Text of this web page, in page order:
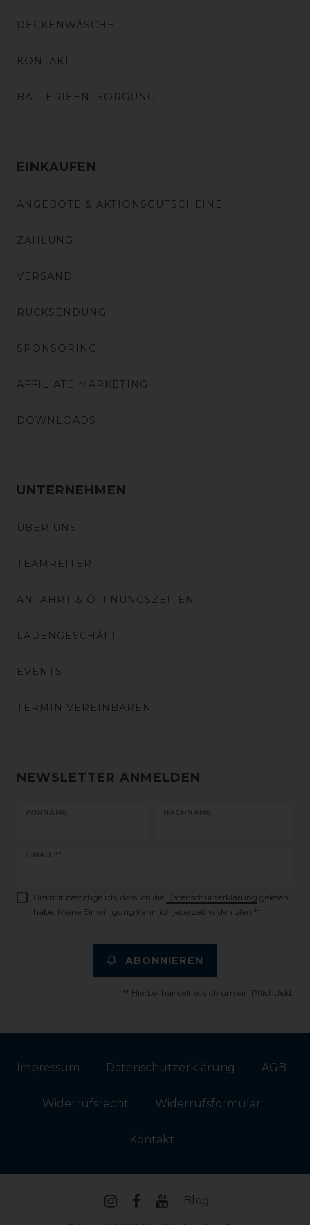
DECKENWÄSCHE
KONTAKT
BATTERIEENTSORGUNG
EINKAUFEN
ANGEBOTE & AKTIONSGUTSCHEINE
ZAHLUNG
VERSAND
RÜCKSENDUNG
SPONSORING
AFFILIATE MARKETING
DOWNLOADS
UNTERNEHMEN
ÜBER UNS
TEAMREITER
ANFAHRT & ÖFFNUNGSZEITEN
LADENGESCHÄFT
EVENTS
TERMIN VEREINBAREN
NEWSLETTER ANMELDEN
VORNAME NACHNAME
E-MAIL **
Newsletter
Hiermit bestätige ich, dass ich die Daten­schutz­erklärung gelesen
habe. Meine Einwilligung kann ich jederzeit widerrufen.**
ABONNIEREN
** Hierbei handelt es sich um ein Pflichtfeld.
Impressum Daten­schutz­erklärung AGB
Widerrufs­recht Widerrufs­formular
Kontakt
Blog